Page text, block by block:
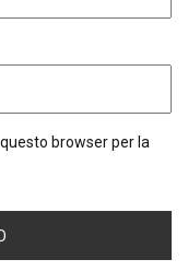
browser per la